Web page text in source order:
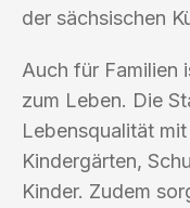
der sächsischen
Auch für Familien
zum Leben. Die
Lebensqualität
Kindergärten,
Kinder. Zudem